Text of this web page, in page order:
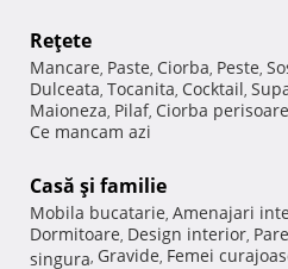
Reţete
Mancare, Paste, Ciorba, Peste,
Dulceata, Tocanita, Cocktail,
Maioneza, Pilaf, Ciorba perisoare
Ce mancam azi
Casă şi familie
Mobila bucatarie, Amenajari
Dormitoare, Design interior,
singura, Gravide, Femei